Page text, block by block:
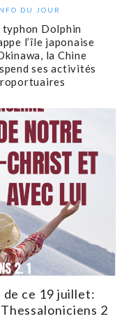
DU JOUR
typhon Dolphin
l’île japonaise
la Chine
ses activités
de ce 19 juillet:
2